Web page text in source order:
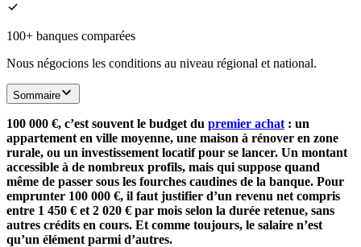
100+ banques comparées
Nous négocions les conditions au niveau régional et national.
Sommaire
100 000 €, c’est souvent le budget du premier achat : un
appartement en ville moyenne, une maison à rénover en zone
rurale, ou un investissement locatif pour se lancer. Un montant
accessible à de nombreux profils, mais qui suppose quand
même de passer sous les fourches caudines de la banque. Pour
emprunter 100 000 €, il faut justifier d’un revenu net compris
entre 1 450 € et 2 020 € par mois selon la durée retenue, sans
autres crédits en cours. Et comme toujours, le salaire n’est
qu’un élément parmi d’autres.